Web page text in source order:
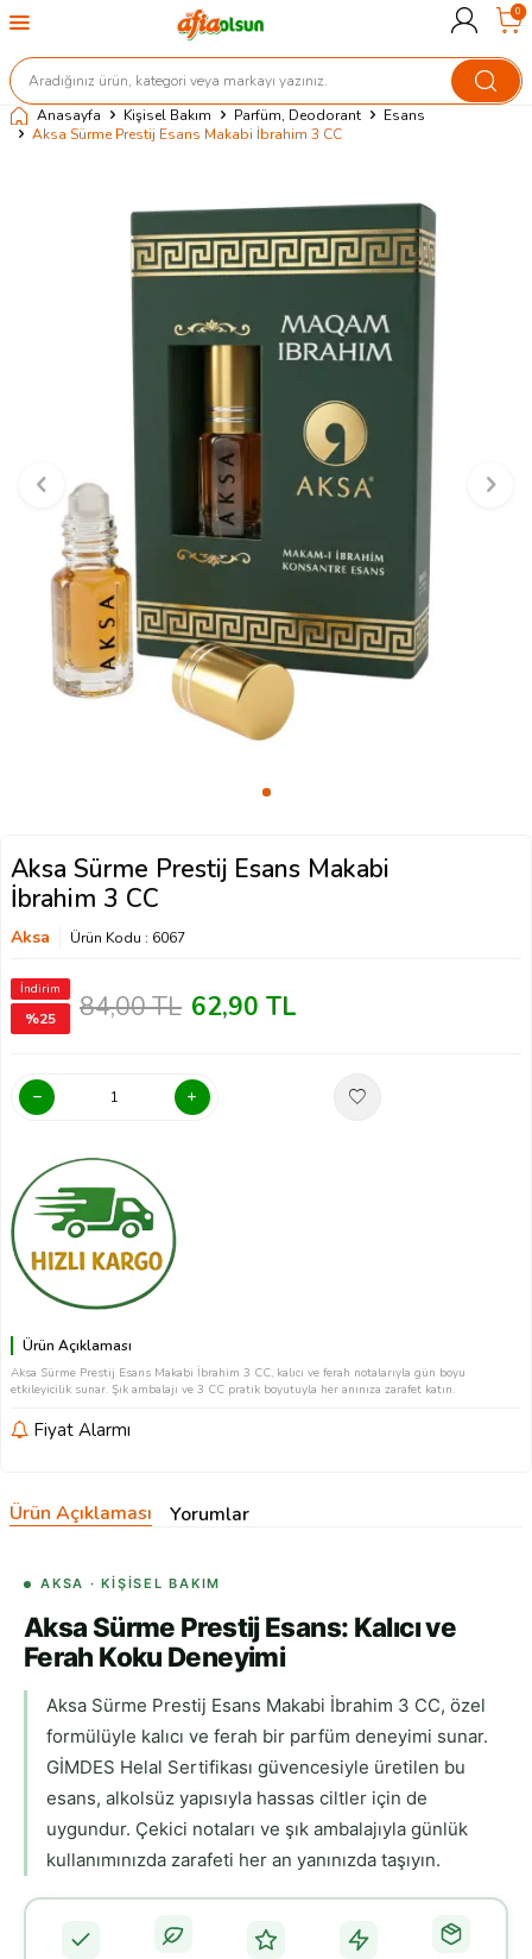
0
Anasayfa Kişisel Bakım Parfüm, Deodorant
Esans
Aksa Sürme Prestij Esans Makabi İbrahim 3 CC
Aksa Sürme Prestij Esans Makabi
İbrahim 3 CC
Aksa Ürün Kodu : 6067
İndirim
%25 84,00TL 62,90 TL
Ürün Açıklaması
Aksa Sürme Prestij Esans Makabi İbrahim 3 CC, kalıcı ve ferah notalarıyla gün boyu
etkileyicilik sunar. Şık ambalajı ve 3 CC pratik boyutuyla her anınıza zarafet katın.
Fiyat Alarmı
Ürün Açıklaması Yorumlar
AKSA · KIŞISEL BAKIM
Aksa Sürme Prestij Esans: Kalıcı ve
Ferah Koku Deneyimi
Aksa Sürme Prestij Esans Makabi İbrahim 3 CC, özel
formülüyle kalıcı ve ferah bir parfüm deneyimi sunar.
GİMDES Helal Sertifikası güvencesiyle üretilen bu
esans, alkolsüz yapısıyla hassas ciltler için de
uygundur. Çekici notaları ve şık ambalajıyla günlük
kullanımınızda zarafeti her an yanınızda taşıyın.